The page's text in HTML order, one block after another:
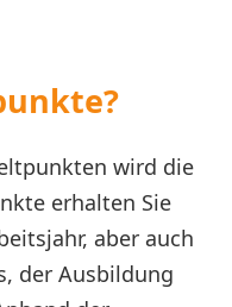
wird die
erhalten Sie
aber auch
der Ausbildung